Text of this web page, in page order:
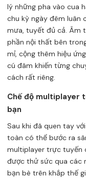
lý những pha vào cua
chu kỳ ngày đêm luân
mưa, tuyết đủ cả. Âm
phần nội thất bên
mỉ, cộng thêm hiệu
cú đâm khiến từng
cách rất riêng.
Chế độ multiplayer
bạn
Sau khi đã quen tay
toàn có thể bước ra
multiplayer trực tuyến
được thử sức qua các
bạn bè trên khắp thế